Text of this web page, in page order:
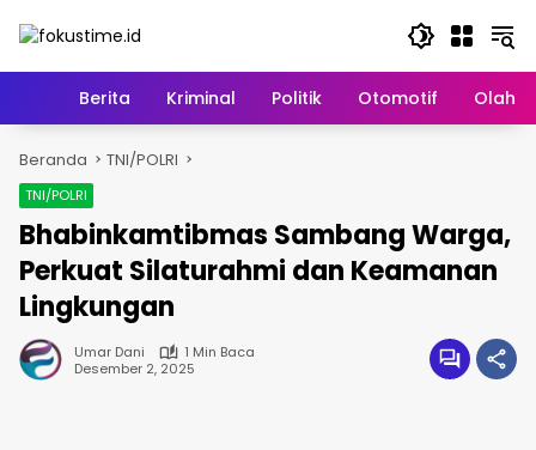
HomeBerita Kriminal Politik Otomotif
Beranda TNI/POLRI
TNI/POLRI
Bhabinkamtibmas Sambang Warga,
Perkuat Silaturahmi dan Keamanan
Lingkungan
Umar Dani
1 Min Baca
Desember 2, 2025